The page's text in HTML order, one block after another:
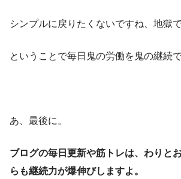
シンプルに戻りたくないですね、地獄で
ということで毎日鬼の労働を鬼の継続
あ、最後に。
ブログの毎日更新や筋トレは、わりと
らも継続力が爆伸びしますよ。